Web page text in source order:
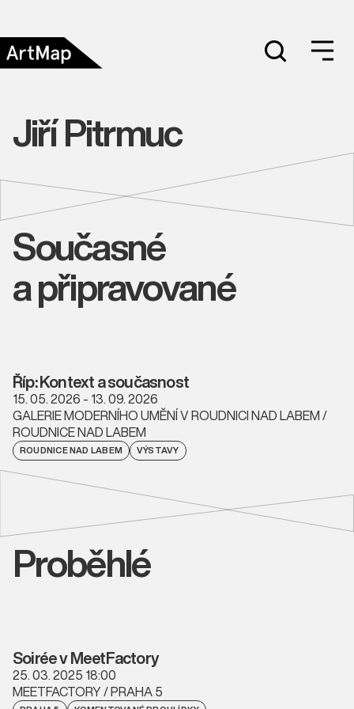
Jiří Pitrmuc
Současné
a připravované
Říp: Kontext a současnost
15. 05. 2026 - 13. 09. 2026
GALERIE MODERNÍHO UMĚNÍ V ROUDNICI NAD LABEM /
ROUDNICE NAD LABEM
ROUDNICE NAD LABEM VÝSTAVY
Proběhlé
Soirée v MeetFactory
25. 03. 2025 18:00
MEETFACTORY / PRAHA 5